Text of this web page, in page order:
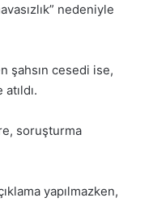
nedeniyle
şahsın cesedi ise,
soruşturma
yapılmazken,